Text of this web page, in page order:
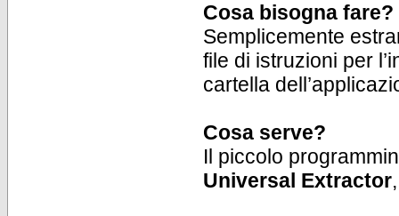
Cosa bisogna fare?
Semplicemente
file di istruzioni per
cartella
Cosa serve?
Il piccolo
Universal Extractor